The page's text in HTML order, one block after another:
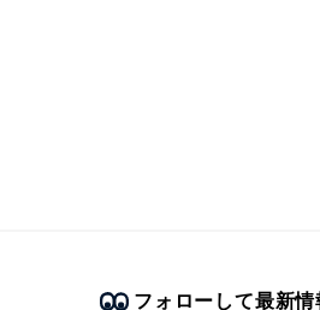
フォローして最新